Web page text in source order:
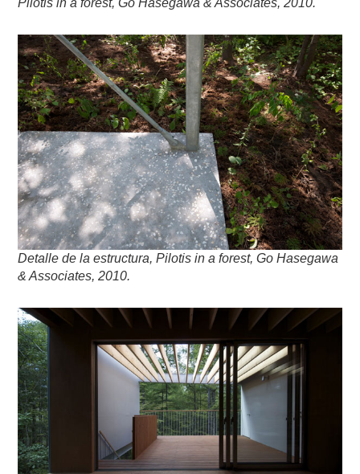
Pilotis in a forest, Go Hasegawa & Associates, 2010.
Detalle de la estructura, Pilotis in a forest, Go Hasegawa
& Associates, 2010.